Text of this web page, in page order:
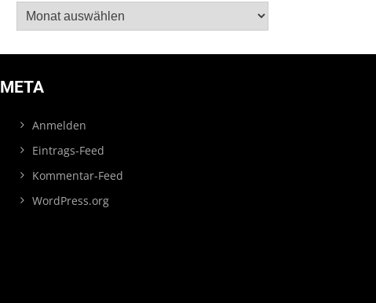
Archiv
META
Anmelden
Eintrags-Feed
Kommentar-Feed
WordPress.org